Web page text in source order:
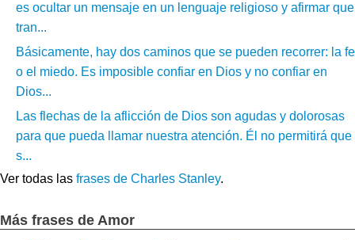
es ocultar un mensaje en un lenguaje religioso y afirmar que
tran...
Básicamente, hay dos caminos que se pueden recorrer: la fe
o el miedo. Es imposible confiar en Dios y no confiar en
Dios...
Las flechas de la aflicción de Dios son agudas y dolorosas
para que pueda llamar nuestra atención. Él no permitirá que
s...
Ver todas las frases de Charles Stanley.
Más frases de Amor